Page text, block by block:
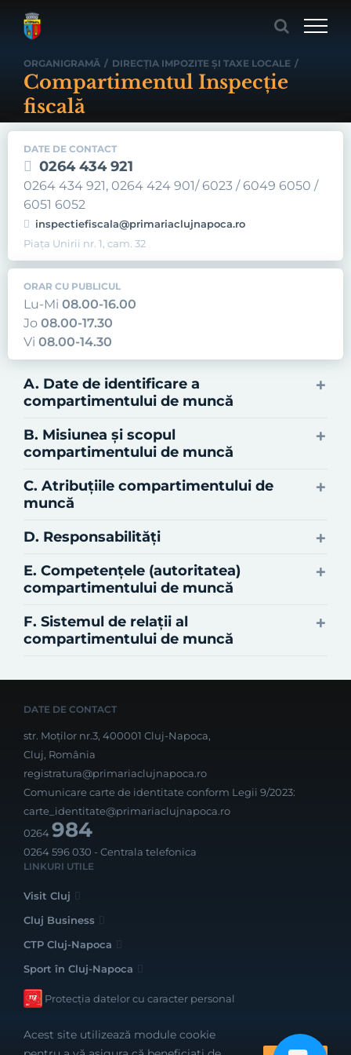
ORGANIGRAMĂ / DIRECŢIA IMPOZITE ŞI TAXE LOCALE /
Compartimentul Inspecție
fiscală
DATE DE CONTACT
0264 434 921
0264 434 921, 0264 424 901/ 6023 / 6049 6050 /
6051 6052
inspectiefiscala@primariaclujnapoca.ro
Piața Unirii nr. 1, cam. 32
ORAR CU PUBLICUL
Lu-Mi 08.00-16.00
Jo 08.00-17.30
Vi 08.00-14.30
A. Date de identificare a
compartimentului de muncă
B. Misiunea şi scopul
compartimentului de muncă
C. Atribuţiile compartimentului de
muncă
D. Responsabilităţi
E. Competenţele (autoritatea)
compartimentului de muncă
F. Sistemul de relaţii al
compartimentului de muncă
DATE DE CONTACT
str. Moților nr.3, 400001 Cluj-Napoca,
Cluj, România
registratura@primariaclujnapoca.ro
Comunicare carte de identitate conform Legii 9/2023:
carte_identitate@primariaclujnapoca.ro
0264984
0264 596 030 - Centrala telefonica
LINKURI UTILE
Visit Cluj
Cluj Business
CTP Cluj-Napoca
Sport în Cluj-Napoca
Protecția datelor cu caracter personal
Acest site utilizează module cookie